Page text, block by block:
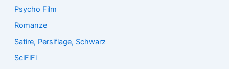
Psycho Film
Romanze
Satire, Persiflage, Schwarz
SciFiFi